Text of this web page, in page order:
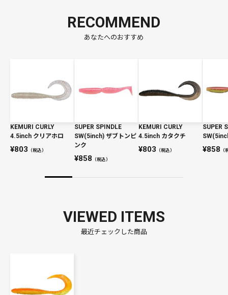
RECOMMEND
あなたへのおすすめ
KEMURI CURLY
4.5inch クリアホロ
803 （税込）
SUPER SPINDLE
SW(5inch) ザブトンピ
ンク
858 （税込）
KEMURI CURLY
4.5inch カタクチ
803 （税込）
SUPER
858 （
VIEWED ITEMS
最近チェックした商品